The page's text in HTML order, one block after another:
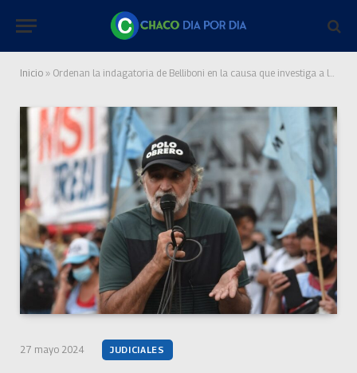
Inicio » Ordenan la indagatoria de Belliboni en la causa que investiga a los comedores
27 mayo 2024 JUDICIALES